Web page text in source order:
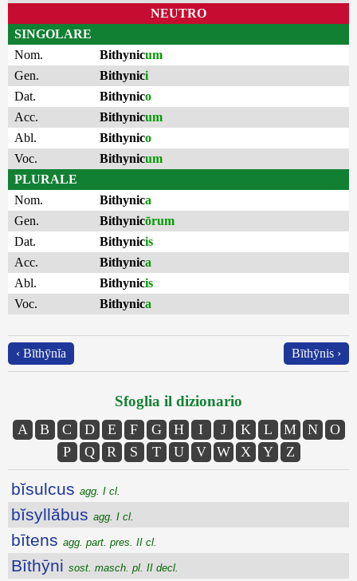
NEUTRO
SINGOLARE
Nom.
Bithynicum
Gen.
Bithynici
Dat.
Bithynico
Acc.
Bithynicum
Abl.
Bithynico
Voc.
Bithynicum
PLURALE
Nom.
Bithynica
Gen.
Bithynicōrum
Dat.
Bithynicis
Acc.
Bithynica
Abl.
Bithynicis
Voc.
Bithynica
‹ Bīthȳnĭa Bīthȳnis ›
Sfoglia il dizionario
A B C D E F G H I J K L M N
O
P
Q R S T U V W X Y Z
bĭsulcus agg. I cl.
bĭsyllăbus agg. I cl.
bītens agg. part. pres. II cl.
Bīthȳni sost. masch. pl. II decl.